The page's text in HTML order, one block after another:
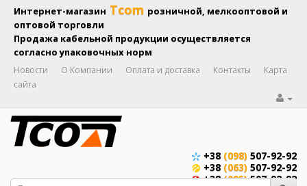
Интернет-магазин Tcom розничной, мелкооптовой и
оптовой торговли
Продажа кабельной продукции осуществляется
согласно упаковочных норм
Новости О Компании Оплата и доставка Контакты
Карта
сайта
+38 (098) 507-92-92
+38 (063) 507-92-92
+38(095)507-92-92